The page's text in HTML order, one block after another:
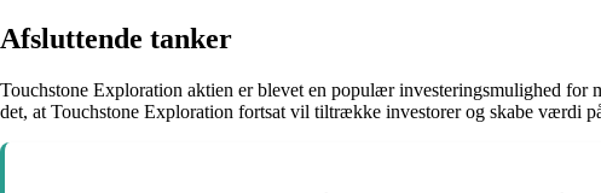
Afsluttende tanker
Touchstone Exploration aktien er blevet en populær investeringsmulighed
det, at Touchstone Exploration fortsat vil tiltrække investorer og skabe værdi